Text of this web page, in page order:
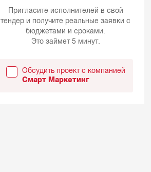
Пригласите исполнителей в свой
тендер и получите реальные заявки с
бюджетами и сроками.
Это займет 5 минут.
Обсудить проект с компанией
Смарт Маркетинг